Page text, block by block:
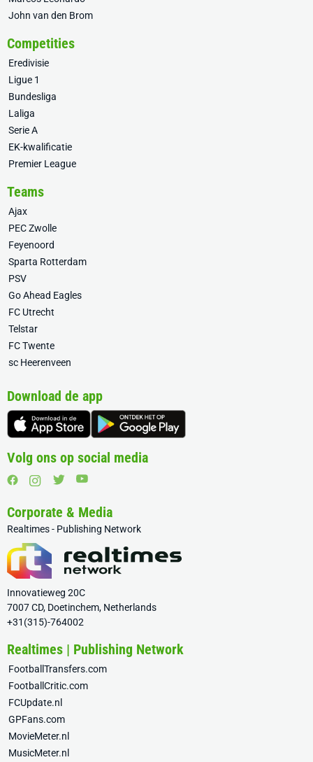
John van den Brom
Competities
Eredivisie
Ligue 1
Bundesliga
Laliga
Serie A
EK-kwalificatie
Premier League
Teams
Ajax
PEC Zwolle
Feyenoord
Sparta Rotterdam
PSV
Go Ahead Eagles
FC Utrecht
Telstar
FC Twente
sc Heerenveen
Download de app
Volg ons op social media
Corporate & Media
Realtimes - Publishing Network
Innovatieweg 20C
7007 CD, Doetinchem, Netherlands
+31(315)-764002
Realtimes | Publishing Network
FootballTransfers.com
FootballCritic.com
FCUpdate.nl
GPFans.com
MovieMeter.nl
MusicMeter.nl